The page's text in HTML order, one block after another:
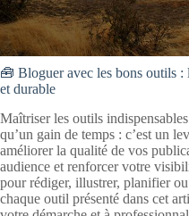
🧰 Bloguer avec les bons outils :
et durable
Maîtriser les outils
qu’un gain de temps : c’est un
améliorer la qualité de vos
audience et renforcer votre
pour rédiger, illustrer, planifier
chaque outil présenté dans cet